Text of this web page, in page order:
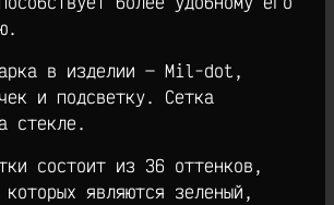
в изделии — Mil-dot,
и подсветку. Сетка
стекле.
состоит из 36 оттенков,
являются зеленый,